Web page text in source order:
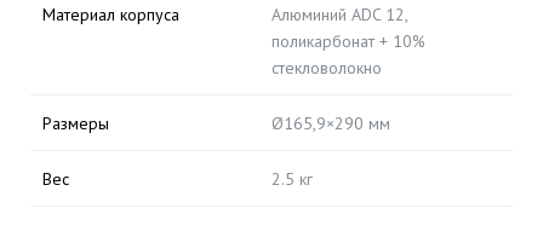
Материал корпуса
Алюминий ADC 12,
поликарбонат + 10%
стекловолокно
Размеры Ø165,9×290 мм
Вес 2.5 кг